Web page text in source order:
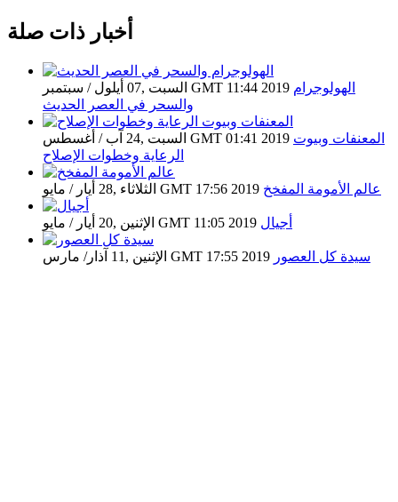
أخبار ذات صلة
السبت ,07 أيلول / سبتمبر GMT 11:44 2019 الهولوجرام
والسحر في العصر الحديث
السبت ,24 آب / أغسطس GMT 01:41 2019 المعنفات وبيوت
الرعاية وخطوات الإصلاح
الثلاثاء ,28 أيار / مايو GMT 17:56 2019 عالم الأمومة المفخخ
الإثنين ,20 أيار / مايو GMT 11:05 2019 أجيال
الإثنين ,11 آذار/ مارس GMT 17:55 2019 سيدة كل العصور